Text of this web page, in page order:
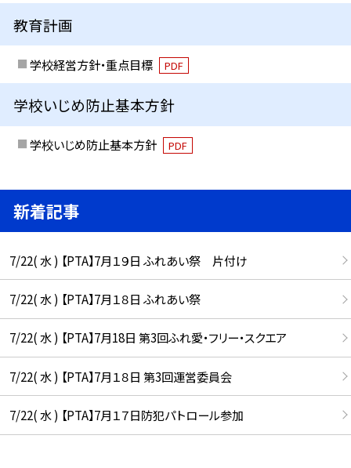
教育計画
学校経営方針・重点目標 PDF
学校いじめ防止基本方針
学校いじめ防止基本方針 PDF
新着記事
7/22( 水 ) 【PTA】7月１９日 ふれあい祭 片付け
7/22( 水 ) 【PTA】7月１８日 ふれあい祭
7/22( 水 ) 【PTA】7月18日 第3回ふれ愛・フリー・スクエア
7/22( 水 ) 【PTA】7月１８日 第3回運営委員会
7/22( 水 ) 【PTA】7月１７日防犯パトロール参加